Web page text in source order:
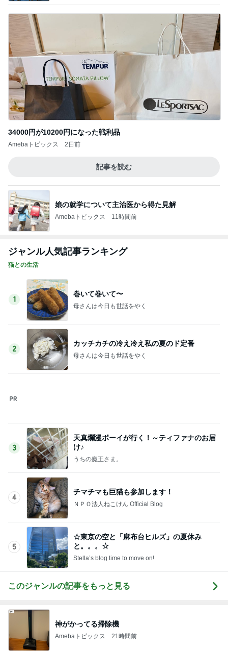
記事を読む
娘の就学について主治医から得た見解
Amebaトピックス 11時間前
ジャンル人気記事ランキング
猫との生活
巻いて巻いて〜
2
母さんは今日も世話をやく
3
天真爛漫ボーイが行く！～ティファナのお届
け♪
4
チマチマも巨猫も参加します！
ＮＰＯ法人ねこけん Official Blog
5
☆東京の空と「麻布台ヒルズ」の夏休み
と。。。☆
Stella’s blog time to move on!
神がかってる掃除機
Amebaトピックス 21時間前
女性を見る目がないと言われる原因
Amebaトピックス 1日前
お腹ぱかりんちょで寛ぐ家猫の姿
Amebaトピックス 1日前
期間限定のガッツリ濃厚ラーメン
Amebaトピックス 2日前